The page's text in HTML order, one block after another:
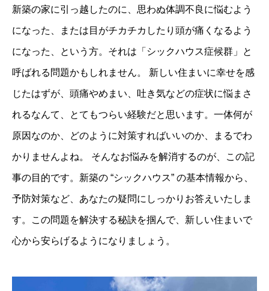
新築の家に引っ越したのに、思わぬ体調不良に悩むよう
になった、または目がチカチカしたり頭が痛くなるよう
になった、という方。それは「シックハウス症候群」と
呼ばれる問題かもしれません。 新しい住まいに幸せを感
じたはずが、頭痛やめまい、吐き気などの症状に悩まさ
れるなんて、とてもつらい経験だと思います。一体何が
原因なのか、どのように対策すればいいのか、まるでわ
かりませんよね。 そんなお悩みを解消するのが、この記
事の目的です。新築の “シックハウス” の基本情報から、
予防対策など、あなたの疑問にしっかりお答えいたしま
す。この問題を解決する秘訣を掴んで、新しい住まいで
心から安らげるようになりましょう。